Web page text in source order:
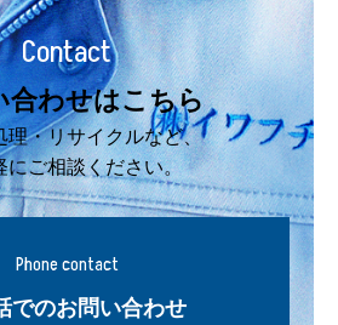
Contact
合わせはこちら
理・リサイクルなど、
にご相談ください。
Phone contact
でのお問い合わせ